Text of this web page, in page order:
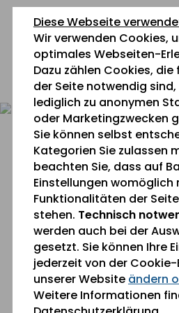
Diese Webseite
Wir verwenden Cookies,
optimales Webseiten-
Dazu zählen Cookies, die
der Seite notwendig
lediglich zu anonymen
oder Marketingzwecken
Sie können selbst
Kategorien Sie zulassen
beachten Sie, dass auf
Einstellungen womöglich
Funktionalitäten der
stehen. Technisch
werden auch bei der
gesetzt. Sie können Ihre
jederzeit von der
unserer Website ändern
Weitere Informationen
zum
Inhalt
springen
zur
Navigation
springen
zum
Fußbereich
springen
0 26 42 40
Sie befinden sich gerade
Welch ein Glück,